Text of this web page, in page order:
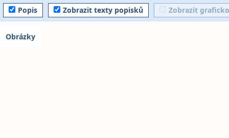
Popis Zobrazit texty popisků Zobrazit
Obrázky